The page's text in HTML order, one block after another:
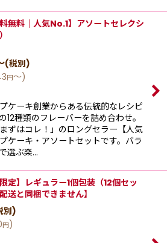
料無料｜人気No.1】アソートセレクシ
(税別)
円～)
ケーキ創業からある伝統的なレシピ
12種類のフレーバーを詰め合わせ。
まずはコレ！」のロングセラー【⼈気
ケーキ‧アソートセットです。バラ
選ぶ楽…
限定】レギュラー1個包装（12個セッ
送と同梱できません】
別)
円)